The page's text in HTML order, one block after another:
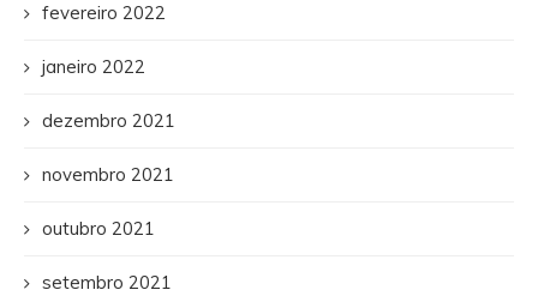
fevereiro 2022
janeiro 2022
dezembro 2021
novembro 2021
outubro 2021
setembro 2021